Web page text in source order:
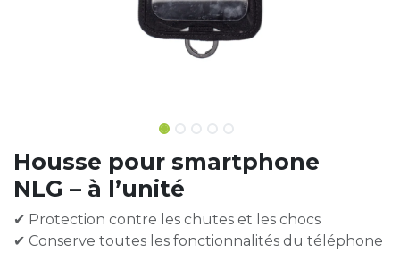
Housse pour smartphone
NLG – à l’unité
✔ Protection contre les chutes et les chocs
✔ Conserve toutes les fonctionnalités du téléphone